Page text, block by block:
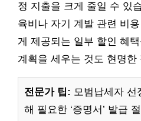
정 지출을 크게 줄일 수 있
육비나 자기 계발 관련 비
게 제공되는 일부 할인 혜
계획을 세우는 것도 현명한
전문가 팁: 모범납세자 선
해 필요한 ‘증명서’ 발급